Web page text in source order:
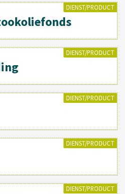
DIENST/PRODUCT
DIENST/PRODUCT
DIENST/PRODUCT
DIENST/PRODUCT
DIENST/PRODUCT